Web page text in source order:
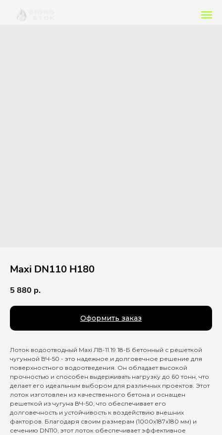
Maxi DN110 H180
5 880 р.
Оформить заказ
Лоток водоотводный Maxi ЛВ-11.19.18-Б бетонный с решеткой
чугунной ВЧ-50 - это надежное и долговечное решение для
поверхностного водоотведения. Он обладает высокой
прочностью и способен выдерживать нагрузку до 60 тонн, что
делает его идеальным выбором для различных проектов. Этот
лоток изготовлен из качественного бетона и оснащен
решеткой из чугуна ВЧ-50, что обеспечивает его
долговечность и устойчивость к воздействию внешних
факторов. Благодаря своим размерам (1000х187х180 мм) и
сечению DN110, этот лоток обеспечивает эффективное